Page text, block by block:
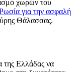
χωρών του
για την ασφαλή
Θάλασσας.
της Ελλάδας να